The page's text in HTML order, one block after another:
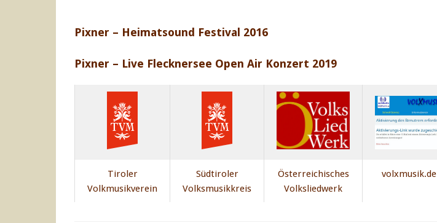
Pixner – Heimatsound Festival 2016
Pixner – Live Flecknersee Open Air Konzert 2019
Tiroler
Volkmusikverein
Südtiroler
Volksmusikkreis
Österreichisches
Volksliedwerk
volxmusik.de